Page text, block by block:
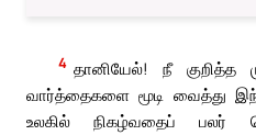
4 தானியேல்! நீ குறித்த
வார்த்தைகளை மூடி வைத்து
உலகில் நிகழ்வதைப் பலர்